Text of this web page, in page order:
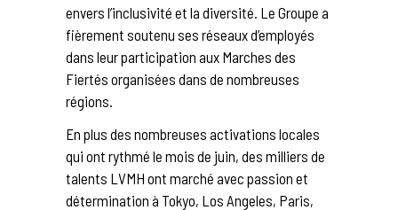
envers l’inclusivité et la diversité. Le Groupe a
fièrement soutenu ses réseaux d’employés
dans leur participation aux Marches des
Fiertés organisées dans de nombreuses
régions.
En plus des nombreuses activations locales
qui ont rythmé le mois de juin, des milliers de
talents LVMH ont marché avec passion et
détermination à Tokyo, Los Angeles, Paris,